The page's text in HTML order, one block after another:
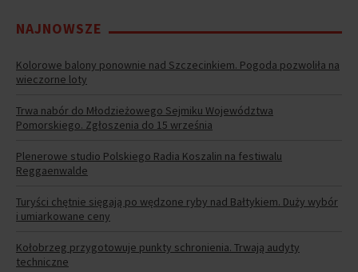
NAJNOWSZE
Kolorowe balony ponownie nad Szczecinkiem. Pogoda pozwoliła na
wieczorne loty
Trwa nabór do Młodzieżowego Sejmiku Województwa
Pomorskiego. Zgłoszenia do 15 września
Plenerowe studio Polskiego Radia Koszalin na festiwalu
Reggaenwalde
Turyści chętnie sięgają po wędzone ryby nad Bałtykiem. Duży wybór
i umiarkowane ceny
Kołobrzeg przygotowuje punkty schronienia. Trwają audyty
techniczne